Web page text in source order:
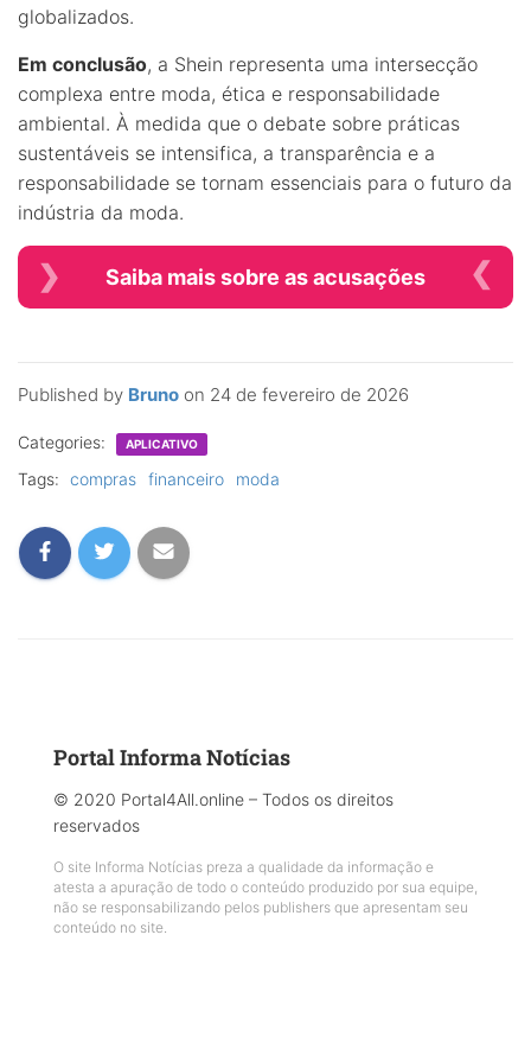
Published by Bruno on 24 de fevereiro de 2026
globalizados.
Em conclusão, a Shein representa uma intersecção
complexa entre moda, ética e responsabilidade
ambiental. À medida que o debate sobre práticas
sustentáveis se intensifica, a transparência e a
responsabilidade se tornam essenciais para o futuro da
indústria da moda.
Saiba mais sobre as acusações
Categories: APLICATIVO
Tags: compras financeiro moda
Portal Informa Notícias
© 2020 Portal4All.online – Todos os direitos
reservados
O site Informa Notícias preza a qualidade da informação e
atesta a apuração de todo o conteúdo produzido por sua equipe,
não se responsabilizando pelos publishers que apresentam seu
conteúdo no site.